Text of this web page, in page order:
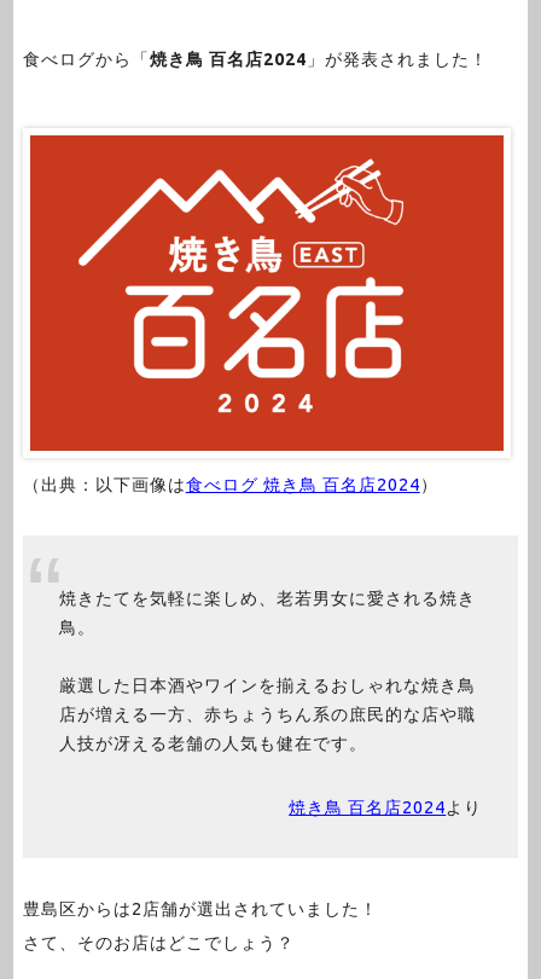
食べログから「焼き鳥 百名店2024 」が発表されました！
（出典：以下画像は食べログ 焼き鳥 百名店2024）
焼きたてを気軽に楽しめ、老若男女に愛される焼き
鳥。
厳選した日本酒やワインを揃えるおしゃれな焼き鳥
店が増える一方、赤ちょうちん系の庶民的な店や職
人技が冴える老舗の人気も健在です。
焼き鳥 百名店2024より
豊島区からは2店舗が選出されていました！
さて、そのお店はどこでしょう？